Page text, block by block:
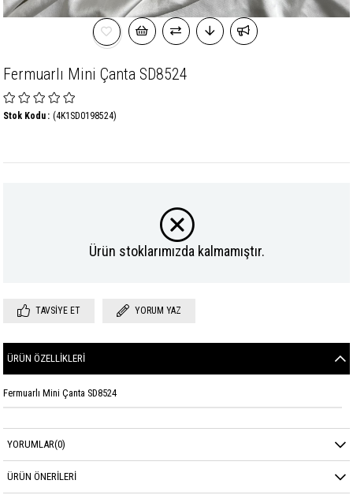
Fermuarlı Mini Çanta SD8524
(4K1SD0198524)
Stok Kodu
Ürün stoklarımızda kalmamıştır.
TAVSIYE ET YORUM YAZ
ÜRÜN ÖZELLIKLERI
Fermuarlı Mini Çanta SD8524
YORUMLAR(0)
ÜRÜN ÖNERILERI